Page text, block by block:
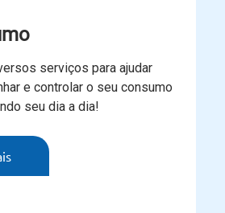
serviços para ajudar
e controlar o seu consumo
seu dia a dia!